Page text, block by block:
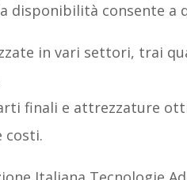
disponibilità consente a
in vari settori, trai
finali e attrezzature
costi.